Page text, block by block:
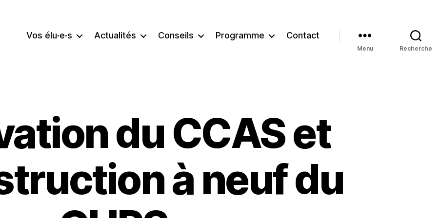
Vos élu·e·s Actualités Conseils Programme Contact
Menu Recherche
du CCAS et
à neuf du